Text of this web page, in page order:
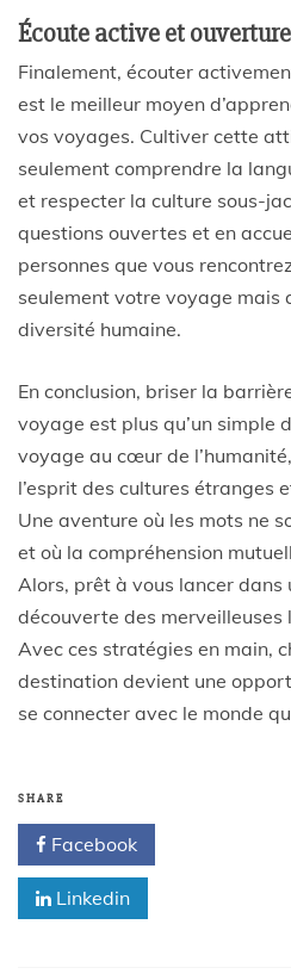
Écoute active et
Finalement, écouter
est le meilleur moyen
vos voyages. Cultiver cette
seulement comprendre la
et respecter la culture sous-
questions ouvertes et en
personnes que vous
seulement votre voyage mais
diversité humaine.
En conclusion, briser la
voyage est plus qu’un simple
voyage au cœur de
l’esprit des cultures étranges
Une aventure où les mots ne
et où la compréhension
Alors, prêt à vous lancer dans
découverte des merveilleuses
Avec ces stratégies en main,
destination devient une
se connecter avec le monde
SHARE
Facebook
Linkedin